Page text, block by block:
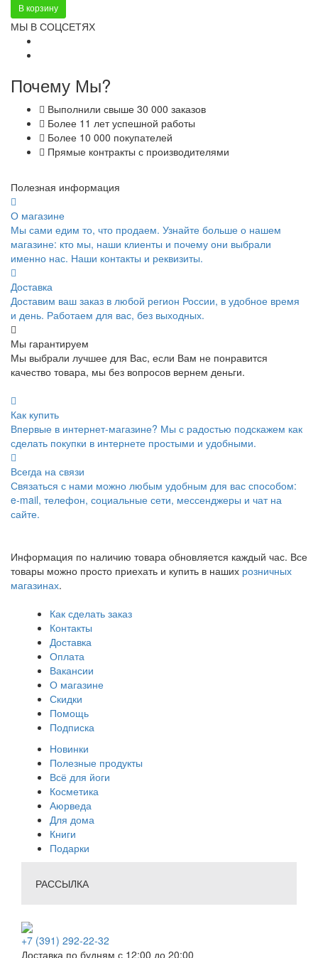
В корзину
МЫ В СОЦСЕТЯХ
Почему Мы?
Выполнили свыше 30 000 заказов
Более 11 лет успешной работы
Более 10 000 покупателей
Прямые контракты с производителями
Полезная информация
О магазине
Мы сами едим то, что продаем. Узнайте больше о нашем
магазине: кто мы, наши клиенты и почему они выбрали
именно нас. Наши контакты и реквизиты.
Доставка
Доставим ваш заказ в любой регион России, в удобное время
и день. Работаем для вас, без выходных.
Мы гарантируем
Мы выбрали лучшее для Вас, если Вам не понравится
качество товара, мы без вопросов вернем деньги.
Как купить
Впервые в интернет-магазине? Мы с радостью подскажем как
сделать покупки в интернете простыми и удобными.
Всегда на связи
Связаться с нами можно любым удобным для вас способом:
e-mail, телефон, социальные сети, мессенджеры и чат на
сайте.
Информация по наличию товара обновляется каждый час. Все
товары можно просто приехать и купить в наших розничных
магазинах.
Как сделать заказ
Контакты
Доставка
Оплата
Вакансии
О магазине
Скидки
Помощь
Подписка
Новинки
Полезные продукты
Всё для йоги
Косметика
Аюрведа
Для дома
Книги
Подарки
РАССЫЛКА
+7 (391) 292-22-32
Доставка по будням с 12:00 до 20:00